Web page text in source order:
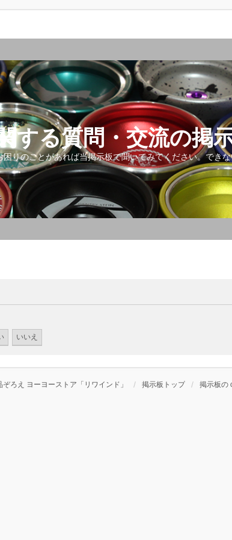
する質問・交流の掲
のことがあれば当掲示板で聞いてみてください。でき
ろえ ヨーヨーストア「リワインド」 掲示板トップ 掲示板の